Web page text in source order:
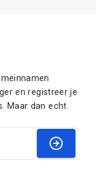
en registreer je
Maar dan echt.